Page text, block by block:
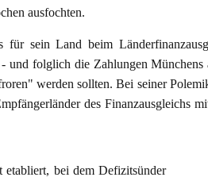
ausfochten.
sein Land beim
und folglich die Zahlungen Münchens
werden sollten. Bei seiner
des Finanzausgleichs
etabliert, bei dem Defizitsünder